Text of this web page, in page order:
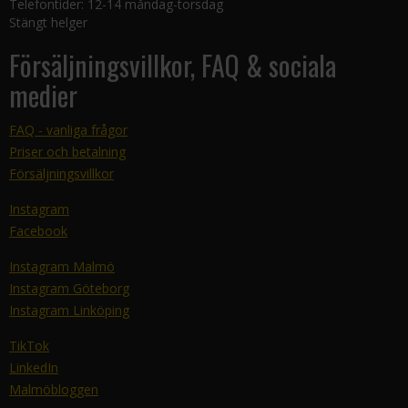
Telefontider: 12-14 måndag-torsdag
Stängt helger
Försäljningsvillkor, FAQ & sociala
medier
FAQ - vanliga frågor
Priser och betalning
Försäljningsvillkor
Instagram
Facebook
Instagram Malmö
Instagram Göteborg
Instagram Linköping
TikTok
LinkedIn
Malmöbloggen